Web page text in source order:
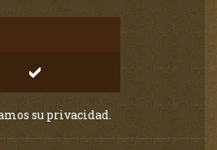
su privacidad.